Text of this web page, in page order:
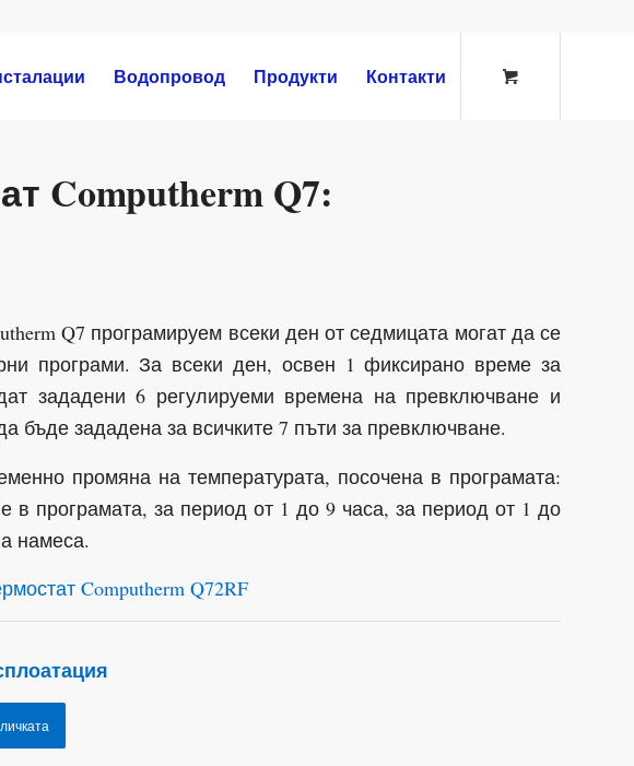
Водопровод Продукти Контакти
Computherm Q7:
Q7 програмируем всеки ден от седмицата могат да се
програми. За всеки ден, освен 1 фиксирано време за
зададени 6 регулируеми времена на превключване и
бъде зададена за всичките 7 пъти за превключване.
промяна на температурата, посочена в програмата:
в програмата, за период от 1 до 9 часа, за период от 1 до
намеса.
Computherm Q72RF